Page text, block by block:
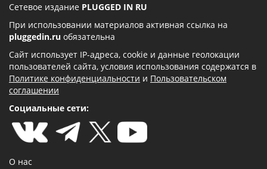
Сетевое издание PLUGGED IN RU
При использовании материалов активная ссылка на
pluggedin.ru обязательна
Сайт использует IP-адреса, cookie и данные геолокации
пользователей сайта, условия использования содержатся в
Политике конфиденциальности и Пользовательском
соглашении
Социальные сети:
О нас